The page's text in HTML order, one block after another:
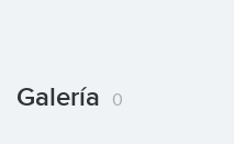
Galería 0